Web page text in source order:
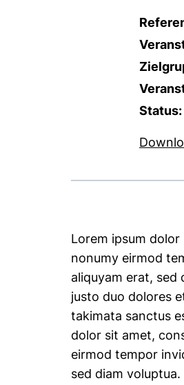
Status:
Lorem ipsum
nonumy eirmod
aliquyam erat, sed
justo duo dolores
takimata sanctus
dolor sit amet,
eirmod tempor
sed diam